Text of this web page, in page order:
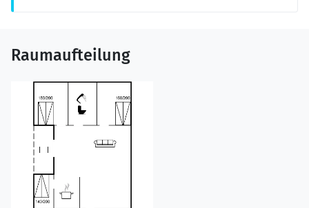
Raumaufteilung